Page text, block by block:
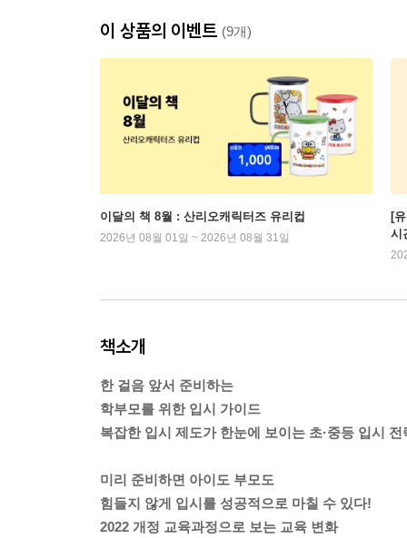
이 상품의 이벤트 (9개)
이달의 책 8월 : 산리오캐릭터즈 유리컵
2026년 08월 01일 ~ 2026년 08월 31일
[
시
책소개
한 걸음 앞서 준비하는
학부모를 위한 입시 가이드
복잡한 입시 제도가 한눈에 보이는 초·중등 입시 전
미리 준비하면 아이도 부모도
힘들지 않게 입시를 성공적으로 마칠 수 있다!
2022 개정 교육과정으로 보는 교육 변화